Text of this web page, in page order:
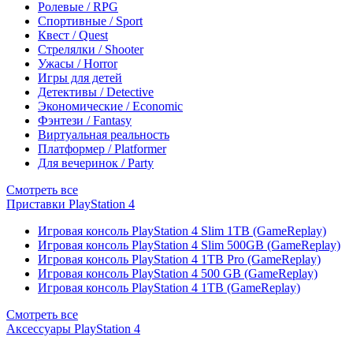
Ролевые / RPG
Спортивные / Sport
Квест / Quest
Стрелялки / Shooter
Ужасы / Horror
Игры для детей
Детективы / Detective
Экономические / Economic
Фэнтези / Fantasy
Виртуальная реальность
Платформер / Platformer
Для вечеринок / Party
Смотреть все
Приставки PlayStation 4
Игровая консоль PlayStation 4 Slim 1TB (GameReplay)
Игровая консоль PlayStation 4 Slim 500GB (GameReplay)
Игровая консоль PlayStation 4 1TB Pro (GameReplay)
Игровая консоль PlayStation 4 500 GB (GameReplay)
Игровая консоль PlayStation 4 1TB (GameReplay)
Смотреть все
Аксессуары PlayStation 4